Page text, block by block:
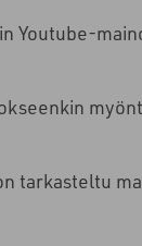
Youtube-
tarkasteltu